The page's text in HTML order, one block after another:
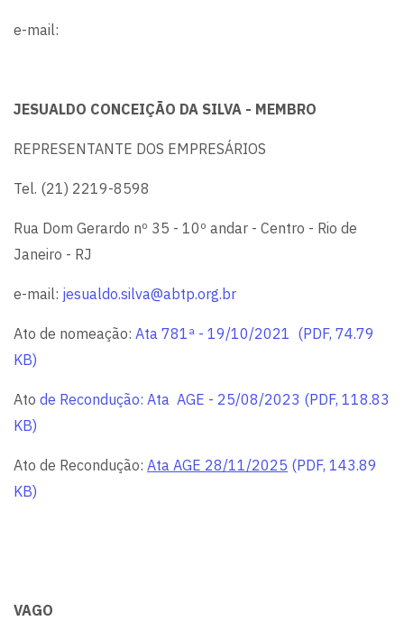
e-mail:
JESUALDO CONCEIÇÃO DA SILVA - MEMBRO
REPRESENTANTE DOS EMPRESÁRIOS
Tel. (21) 2219-8598
Rua Dom Gerardo nº 35 - 10º andar - Centro - Rio de
Janeiro - RJ
e-mail: jesualdo.silva@abtp.org.br
Ato de nomeação: Ata 781ª - 19/10/2021 (PDF, 74.79
KB)
Ato de Recondução: Ata AGE - 25/08/2023 (PDF, 118.83
KB)
Ato de Recondução: Ata AGE 28/11/2025 (PDF, 143.89
KB)
VAGO